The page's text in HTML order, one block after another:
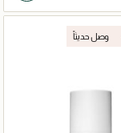
وصل حديثاً